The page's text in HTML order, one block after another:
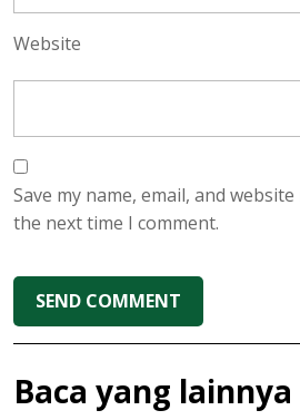
Website
Save my name, email, and
the next time I comment.
Baca yang lainnya